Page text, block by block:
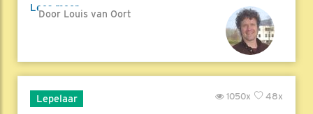
Lees meer
Door Louis van Oort
Lepelaar 48x
1050x